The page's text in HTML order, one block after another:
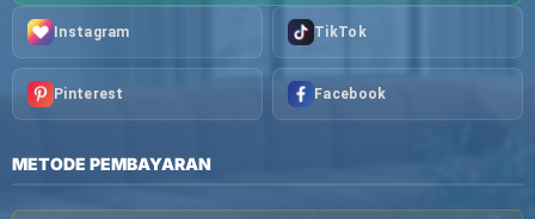
Instagram TikTok
Pinterest Facebook
METODE PEMBAYARAN